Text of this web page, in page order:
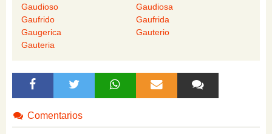
Gaudioso
Gaudiosa
Gaufrido
Gaufrida
Gaugerica
Gauterio
Gauteria
Comentarios